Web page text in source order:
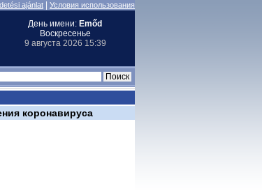
ajánlat Условия использования
День имени: Emőd
Воскресенье
9 августа 2026 15:39
коронавируса